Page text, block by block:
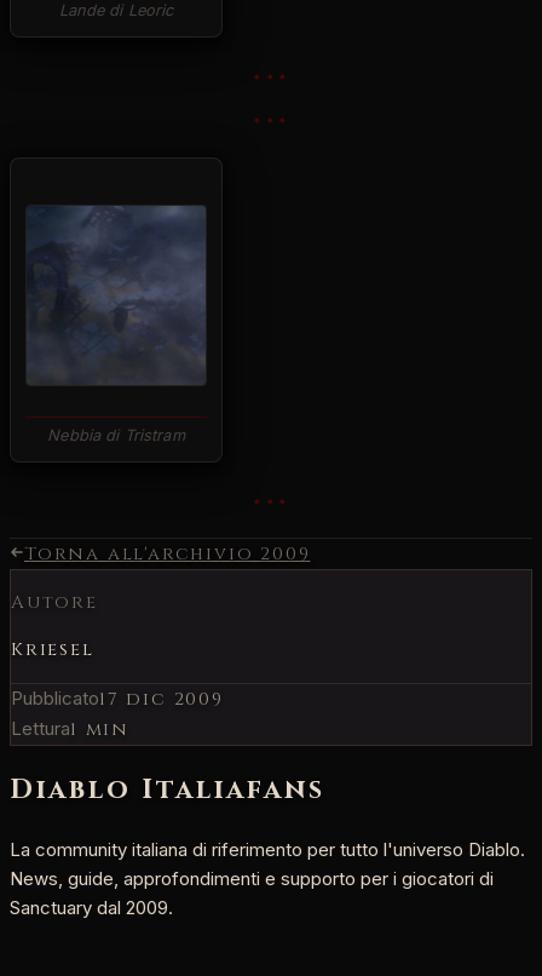
Lande di Leoric
Nebbia di Tristram
Torna all'archivio 2009
Autore
Kriesel
Pubblicato17 dic 2009
Lettura1 min
Diablo Italiafans
La community italiana di riferimento per tutto l'universo Diablo.
News, guide, approfondimenti e supporto per i giocatori di
Sanctuary dal 2009.